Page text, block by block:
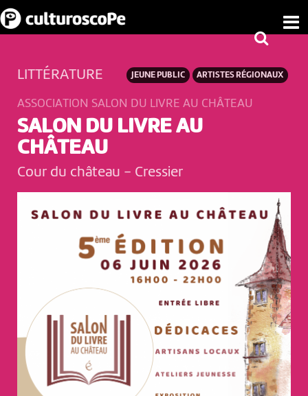
ARTISTES RÉGIONAUX
JEUNE PUBLIC
LITTÉRATURE
ASSOCIATION SALON DU LIVRE AU CHÂTEAU
SALON DU LIVRE AU
CHÂTEAU
Cour du château - Cressier